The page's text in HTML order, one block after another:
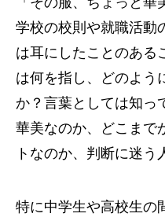
学校の校則や就職活動
は耳にしたことのある
は何を指し、どのよう
か？言葉としては知っ
華美なのか、どこまで
トなのか、判断に迷う
特に中学生や高校生の